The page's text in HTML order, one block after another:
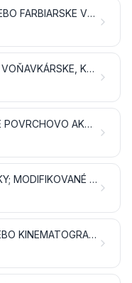
TRIESLOVINOVÉ ALEBO FARBIARSKE VÝŤAŽKY; TANÍNY A ICH DERIVÁTY; FARBIVÁ, PIGMENTY A OSTATNÉ FARBIACE LÁTKY; NÁTEROVÉ FARBY A LAKY; TMELY; ATRAMENTY
SILICE A REZINOIDY; VOŇAVKÁRSKE, KOZMETICKÉ ALEBO TOALETNÉ PRÍPRAVKY
MYDLO, ORGANICKÉ POVRCHOVO AKTÍVNE LÁTKY, PRACIE PRÍPRAVKY, MAZACIE PRÍPRAVKY, UMELÉ VOSKY, PRIPRAVENÉ VOSKY, LEŠTIACE ALEBO ČISTIACE PRÍPRAVKY, SVIEČKY A PODOBNÉ VÝROBKY, MODELOVACIE PASTY, ZUBNÉ VOSKY A ZUBNÉ PRÍPRAVKY NA ZÁKLADE SADRY
BIELKOVINOVÉ LÁTKY; MODIFIKOVANÉ ŠKROBY; GLEJE; ENZÝMY
FOTOGRAFICKÝ ALEBO KINEMATOGRAFICKÝ TOVAR